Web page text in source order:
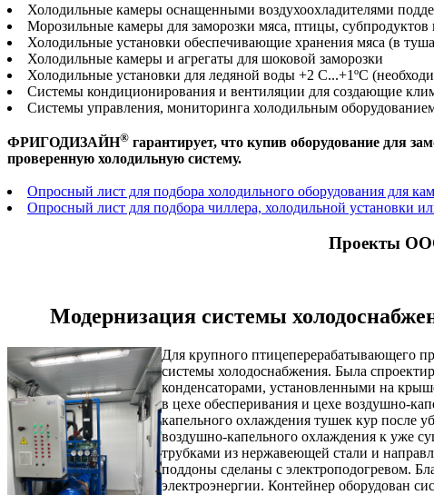
Холодильные камеры оснащенными воздухоохладителями
Морозильные камеры для заморозки мяса, птицы, субпродуктов
Холодильные установки обеспечивающие хранения мяса (в
Холодильные камеры и агрегаты для шоковой заморозки
Холодильные установки для ледяной воды +2 С...+1ºС
Системы кондиционирования и вентиляции для создающие
Системы управления, мониторинга холодильным
ФРИГОДИЗАЙН® гарантирует, что купив оборудование для
проверенную холодильную систему.
Опросный лист для подбора холодильного оборудования для
Опросный лист для подбора чиллера, холодильной установки
Проекты
Модернизация системы
Для крупного птицеперерабатывающего
системы холодоснабжения. Была
конденсаторами, установленными на
в цехе обесперивания и цехе воздушно-
капельного охлаждения тушек кур после
воздушно-капельного охлаждения к уже
трубками из нержавеющей стали и
поддоны сделаны с электроподогревом.
электроэнергии. Контейнер оборудован